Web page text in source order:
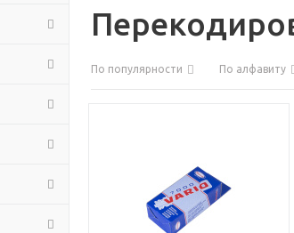
По популярности По алфавиту